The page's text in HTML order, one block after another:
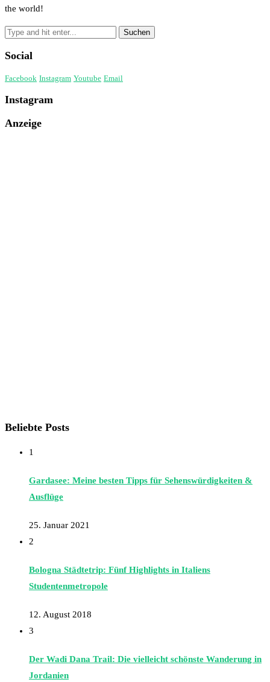
the world!
Social
Facebook Instagram Youtube Email
Instagram
Anzeige
Beliebte Posts
1
Gardasee: Meine besten Tipps für Sehenswürdigkeiten &
Ausflüge
25. Januar 2021
2
Bologna Städtetrip: Fünf Highlights in Italiens
Studentenmetropole
12. August 2018
3
Der Wadi Dana Trail: Die vielleicht schönste Wanderung in
Jordanien